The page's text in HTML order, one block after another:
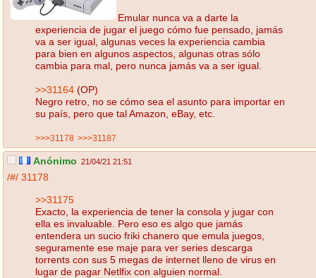
Emular nunca va a darte la
experiencia de jugar el juego cómo fue pensado, jamás
va a ser igual, algunas veces la experiencia cambia
para bien en algunos aspectos, algunas otras sólo
cambia para mal, pero nunca jamás va a ser igual.
>>31164 (OP)
Negro retro, no se cómo sea el asunto para importar en
su país, pero que tal Amazon, eBay, etc.
>>>31178 >>>31187
Anónimo 21/04/21 21:51
/#/ 31178
>>31175
Exacto, la experiencia de tener la consola y jugar con
ella es invaluable. Pero eso es algo que jamás
entendera un sucio friki chanero que emula juegos,
seguramente ese maje para ver series descarga
torrents con sus 5 megas de internet lleno de virus en
lugar de pagar Netlfix con alguien normal.